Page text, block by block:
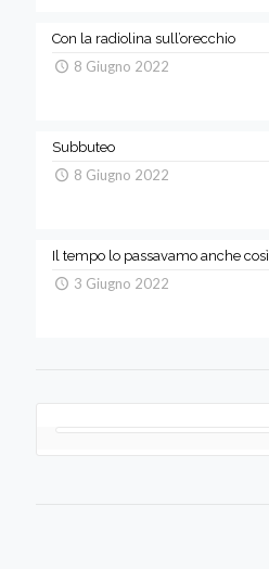
Con la radiolina sull’orecchio
8 Giugno 2022
Subbuteo
8 Giugno 2022
Il tempo lo passavamo anche così
3 Giugno 2022